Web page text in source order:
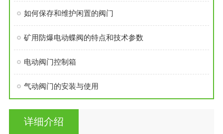
如何保存和维护闲置的阀门
矿用防爆电动蝶阀的特点和技术参数
电动阀门控制箱
气动阀门的安装与使用
详细介绍